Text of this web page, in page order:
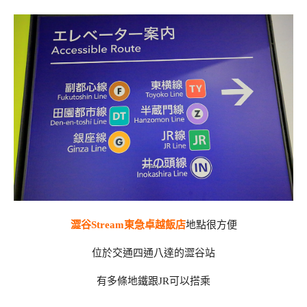
澀谷Stream東急卓越飯店地點很方便
位於交通四通八達的澀谷站
有多條地鐵跟JR可以搭乘